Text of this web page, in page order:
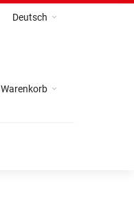
Deutsch
Warenkorb